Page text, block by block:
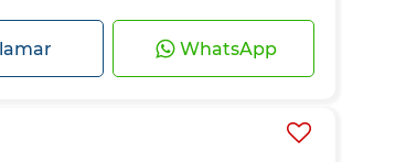
WhatsApp